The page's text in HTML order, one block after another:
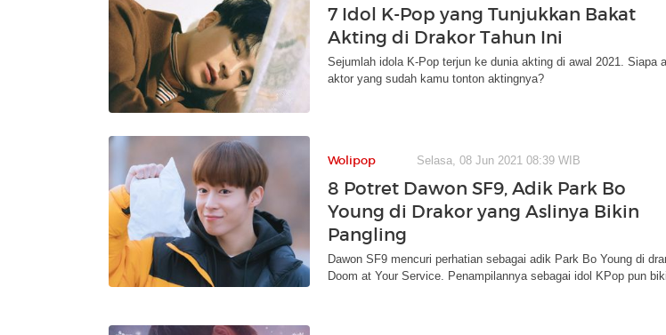
7 Idol K-Pop yang Tunjukkan Bakat
Akting di Drakor Tahun Ini
Sejumlah idola K-Pop terjun ke dunia akting di awal 2021. Siapa
aktor yang sudah kamu tonton aktingnya?
Wolipop Selasa, 08 Jun 2021 08:39 WIB
8 Potret Dawon SF9, Adik Park Bo
Young di Drakor yang Aslinya Bikin
Pangling
Dawon SF9 mencuri perhatian sebagai adik Park Bo Young di
Doom at Your Service. Penampilannya sebagai idol KPop pun